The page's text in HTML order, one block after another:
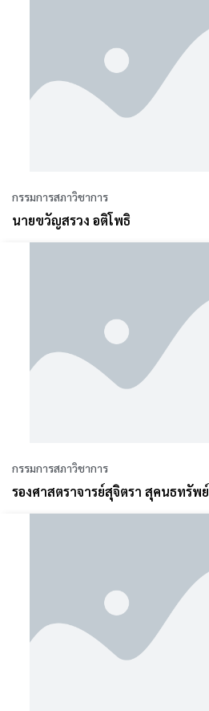
กรรมการสภาวิชาการ
นายขวัญสรวง อติโพธิ
กรรมการสภาวิชาการ
รองศาสตราจารย์สุจิตรา สุคนธทรัพย์